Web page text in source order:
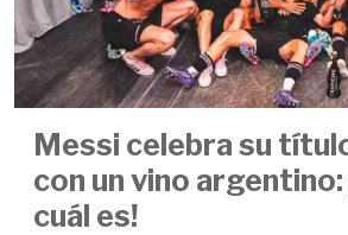
Messi celebra su
con un vino argentino:
cuál es!